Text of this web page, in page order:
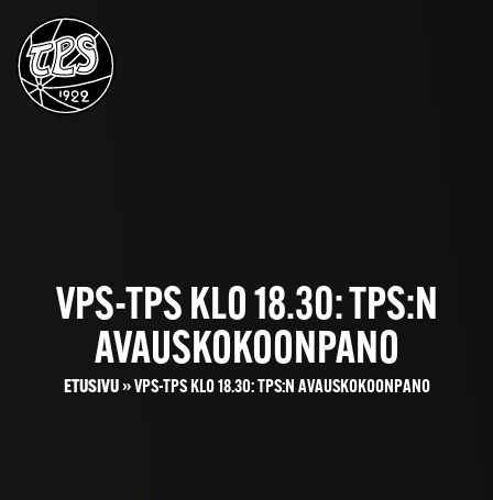
VPS-TPS KLO 18.30: TPS:N
AVAUSKOKOONPANO
ETUSIVU»VPS-TPS KLO 18.30: TPS:N AVAUSKOKOONPANO